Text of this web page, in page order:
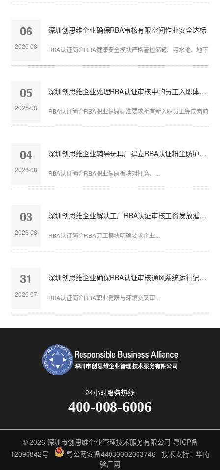
06
2026-08
深圳创思维企业确保RBA审核有限空间作业安全达标
RBA认证简介RBA健康安全模块严格管控储罐、污水池、地下管
05
2026-08
深圳创思维企业处理RBA认证审核中的员工入职体检缺失
RBA认证简介RBA职业健康标准要求所有新入职员工完成岗前体
04
2026-08
深圳创思维企业辅导玩具厂建立RBA认证粉尘防护体系
RBA认证简介RBA职业健康板块对打磨、...
03
2026-08
深圳创思维企业解决工厂RBA认证审核工资发放延迟问题
RBA认证简介RBA劳工模块明确要求企业...
31
2026-07
深圳创思维企业确保RBA认证审核通风系统运行记录完整
RBA认证简介RBA职业健康与环境交叉审...
24小时服务热线
400-008-6006
© 2026 深圳市创思维企业管理技术服务有限公司 粤ICP备
12090842号
粤公网安备44030002003746 技术支持：华南
验厂网